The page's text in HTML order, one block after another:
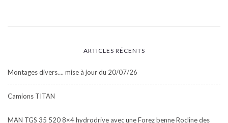
ARTICLES RÉCENTS
Montages divers…. mise à jour du 20/07/26
Camions TITAN
MAN TGS 35 520 8×4 hydrodrive avec une Forez benne Rocline des